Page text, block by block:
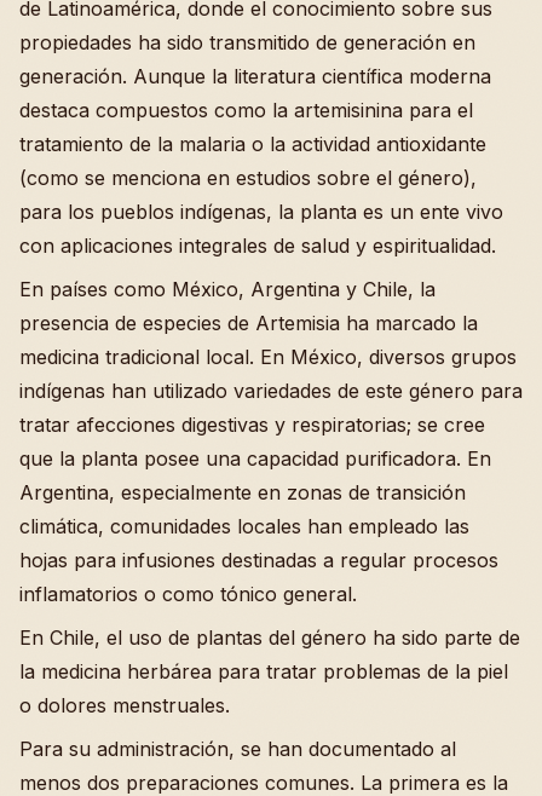
de Latinoamérica, donde el conocimiento sobre sus
propiedades ha sido transmitido de generación en
generación. Aunque la literatura científica moderna
destaca compuestos como la artemisinina para el
tratamiento de la malaria o la actividad antioxidante
(como se menciona en estudios sobre el género),
para los pueblos indígenas, la planta es un ente vivo
con aplicaciones integrales de salud y espiritualidad.
En países como México, Argentina y Chile, la
presencia de especies de Artemisia ha marcado la
medicina tradicional local. En México, diversos grupos
indígenas han utilizado variedades de este género para
tratar afecciones digestivas y respiratorias; se cree
que la planta posee una capacidad purificadora. En
Argentina, especialmente en zonas de transición
climática, comunidades locales han empleado las
hojas para infusiones destinadas a regular procesos
inflamatorios o como tónico general.
En Chile, el uso de plantas del género ha sido parte de
la medicina herbárea para tratar problemas de la piel
o dolores menstruales.
Para su administración, se han documentado al
menos dos preparaciones comunes. La primera es la